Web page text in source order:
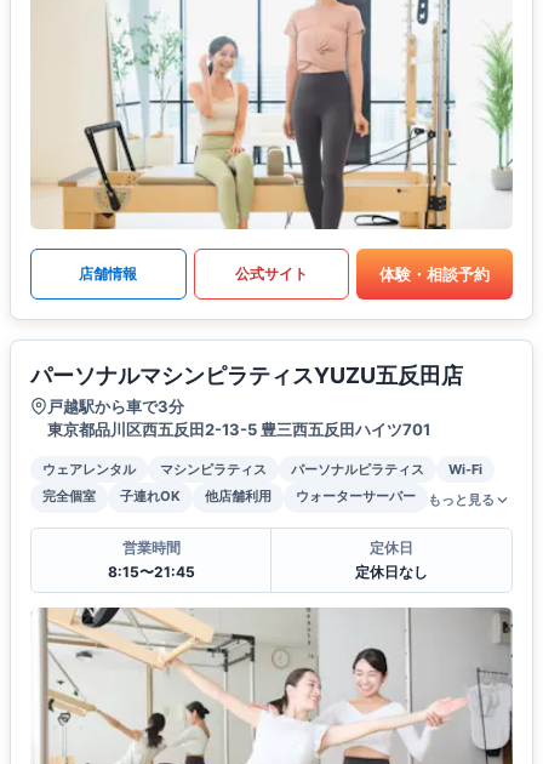
店舗情報 公式サイト 体験・相談予約
パーソナルマシンピラティスYUZU五反田店
戸越駅から車で3分
東京都品川区西五反田2-13-5 豊三西五反田ハイツ701
ウェアレンタル マシンピラティス パーソナルピラティス
Wi-Fi
完全個室
子連れOK 他店舗利用 ウォーターサーバー もっと見る
営業時間
8:15〜21:45
定休日
定休日なし